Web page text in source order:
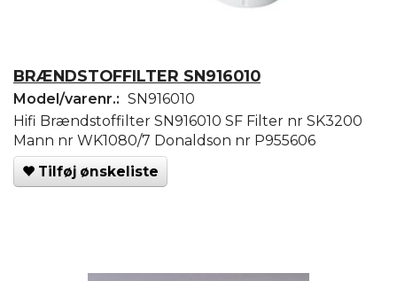
BRÆNDSTOFFILTER SN916010
Model/varenr.: SN916010
Hifi Brændstoffilter SN916010 SF Filter nr SK3200
Mann nr WK1080/7 Donaldson nr P955606
Tilføj ønskeliste